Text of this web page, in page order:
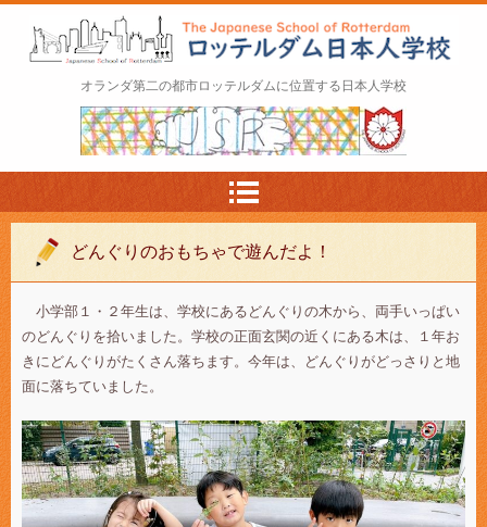
ロッテルダム日本人学校 The Japanese Schoo
l of Rotterdam
オランダ第二の都市ロッテルダムに位置する日本人学校
どんぐりのおもちゃで遊んだよ！
小学部１・２年生は、学校にあるどんぐりの木から、両手いっぱい
のどんぐりを拾いました。学校の正面玄関の近くにある木は、１年お
きにどんぐりがたくさん落ちます。今年は、どんぐりがどっさりと地
面に落ちていました。